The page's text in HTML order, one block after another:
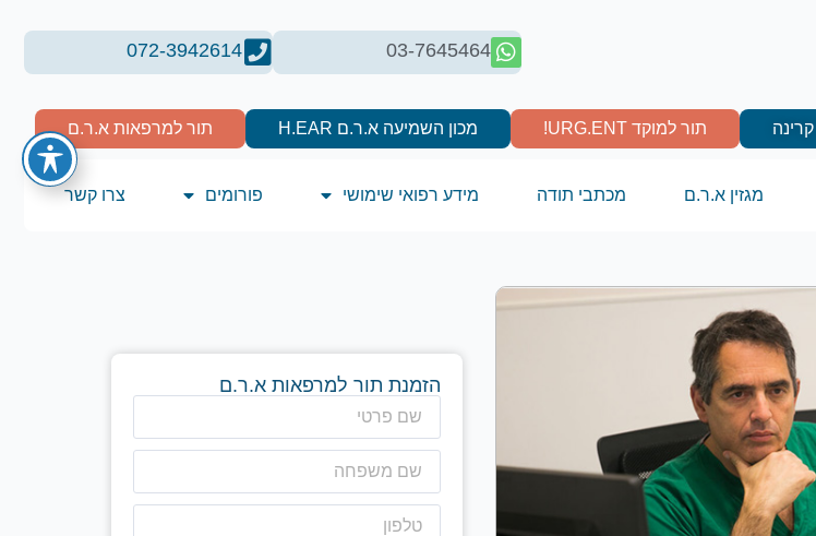
03-7645464
072-3942614
תור למרפאות א.ר.ם מכון השמיעה א.ר.ם H.EAR תור למוקד URG.ENT!
מגזין א.ר.ם מכתבי תודה מידע רפואי שימושי פורומים צרו קשר
הזמנת תור למרפאות א.ר.ם